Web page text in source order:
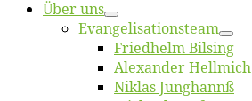
Über uns
Evangelisa­tions­team
Fried­helm Bilsing
Alex­an­der Hellmich
Ni­klas Junghannß